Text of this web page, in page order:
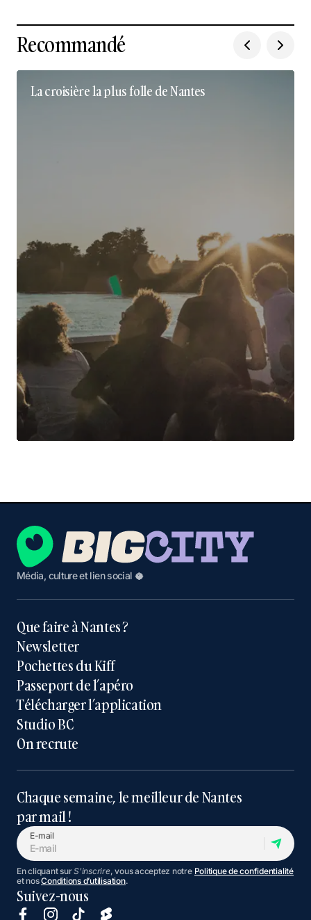
Recommandé
La croisière la plus folle de Nantes
Média, culture et lien social 🥥
Que faire à Nantes ?
Newsletter
Pochettes du Kiff
Passeport de l’apéro
Télécharger l’application
Studio BC
On recrute
Chaque semaine, le meilleur de Nantes
par mail !
E-mail
En cliquant surS'inscrire, vous acceptez notre Politique de confidentialité
et nosConditions d’utilisation.
Suivez-nous